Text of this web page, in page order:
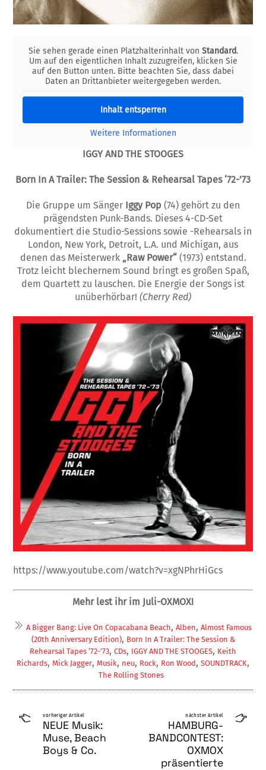
Sie sehen gerade einen Platzhalterinhalt von Standard.
Um auf den eigentlichen Inhalt zuzugreifen, klicken Sie
auf den Button unten. Bitte beachten Sie, dass dabei
Daten an Drittanbieter weitergegeben werden.
Inhalt entsperren
Weitere Informationen
IGGY AND THE STOOGES
Born In A Trailer: The Session & Rehearsal Tapes ‘72-’73
Die Gruppe um Sänger Iggy Pop (74) gehört zu den
prägendsten Punk-Bands. Dieses 4-CD-Set
dokumentiert die Studio-Sessions sowie -Rehearsals in
London, New York, Detroit, L.A. und Michigan, aus
denen das Meisterwerk „Raw Power“(1973) entstand.
Trotz leicht blechernem Sound bringt es großen Spaß,
dem Quartett zu lauschen. Die Energie der Songs ist
unüberhörbar! (Cherry Red)
https://www.youtube.com/watch?v=xgNPhrHiGcs
Mehr lest ihr im Juli-OXMOX!
A Bigger Bang: Live On Copacabana Beach, Alben, Almost Famous
(20th Anniversary Edition), Born In A Trailer: The Session &
Rehearsal Tapes ‘72-’73, CDs, IGGY AND THE STOOGES, Keith
Richards, Mick Jagger, Musik, neu, Rock, Ron Wood, SOUNDTRACK,
The Rolling Stones
vorheriger Artikel
NEUE Musik:
Muse, Beach
Boys & Co.
nächster Artikel
HAMBURG-
BANDCONTEST:
OXMOX
präsentierte